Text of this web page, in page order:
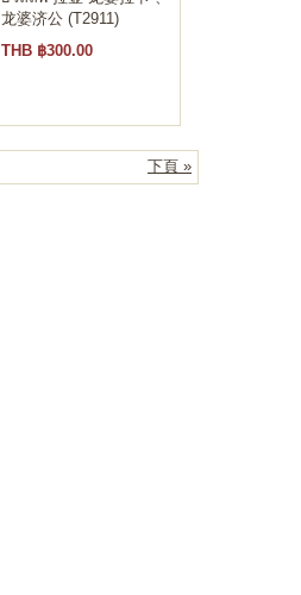
龙婆济公 (T2911)
THB ฿300.00
下頁 »